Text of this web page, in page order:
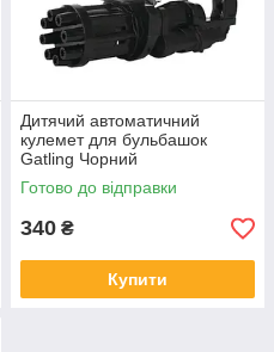
Дитячий автоматичний
кулемет для бульбашок
Gatling Чорний
Готово до відправки
340 ₴
Купити